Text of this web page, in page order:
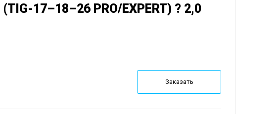
17–18–26 PRO/EXPERT) ? 2,0
Заказать